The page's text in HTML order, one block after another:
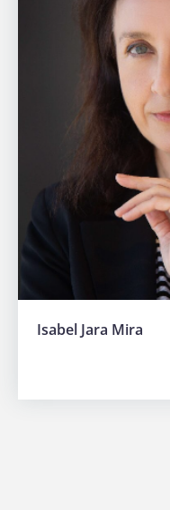
Isabel Jara Mira